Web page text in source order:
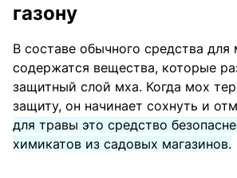
газону
В составе обычного средства
содержатся вещества, которые
защитный слой мха. Когда мох
защиту, он начинает сохнуть и
для травы это средство
химикатов из садовых магазинов.